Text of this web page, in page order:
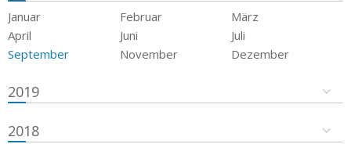
Januar Februar
März
April
Juni
Juli
September
November Dezember
2019
2018